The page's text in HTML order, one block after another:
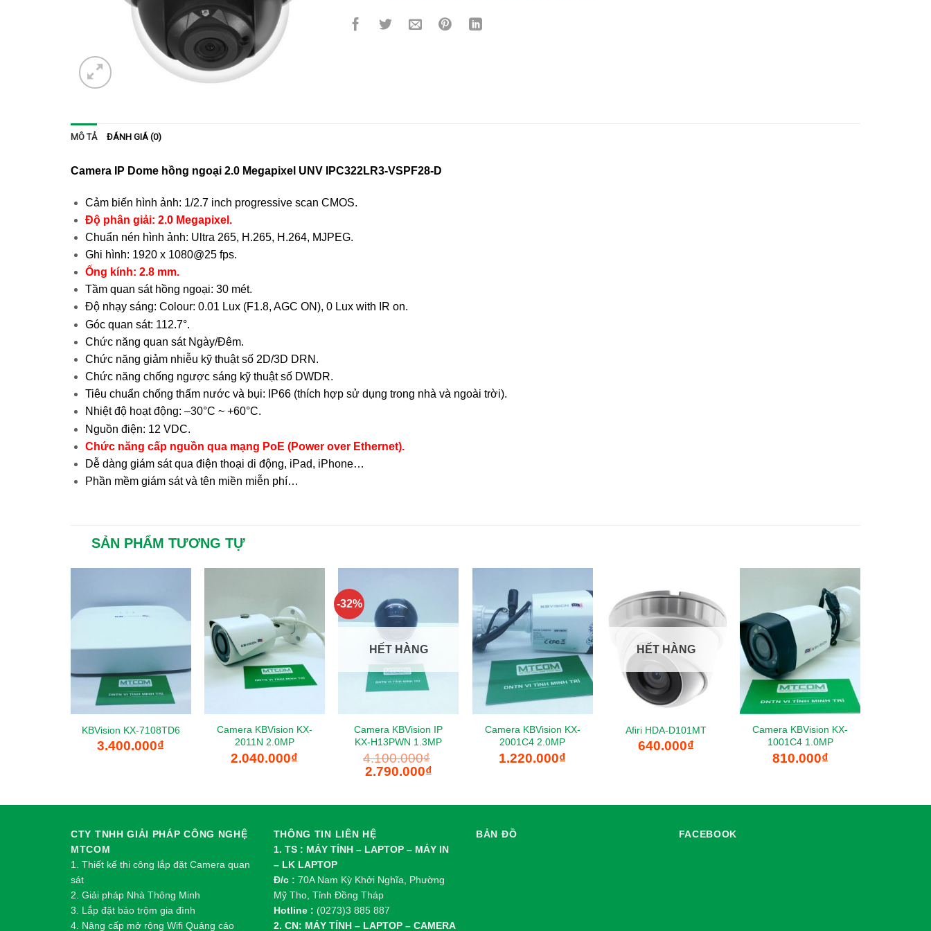
MÔ TẢ ĐÁNH GIÁ (0)
Camera IP Dome hồng ngoại 2.0 Megapixel UNV IPC322LR3-VSPF28-D
Cảm biến hình ảnh: 1/2.7 inch progressive scan CMOS.
Độ phân giải: 2.0 Megapixel.
Chuẩn nén hình ảnh: Ultra 265, H.265, H.264, MJPEG.
Ghi hình: 1920 x 1080@25 fps.
Ống kính: 2.8 mm.
Tầm quan sát hồng ngoại: 30 mét.
Độ nhạy sáng: Colour: 0.01 Lux (F1.8, AGC ON), 0 Lux with IR on.
Góc quan sát: 112.7°.
Chức năng quan sát Ngày/Đêm.
Chức năng giảm nhiễu kỹ thuật số 2D/3D DRN.
Chức năng chống ngược sáng kỹ thuật số DWDR.
Tiêu chuẩn chống thấm nước và bụi: IP66 (thích hợp sử dụng trong nhà và ngoài trời).
Nhiệt độ hoạt động: –30°C ~ +60°C.
Nguồn điện: 12 VDC.
Chức năng cấp nguồn qua mạng PoE (Power over Ethernet).
Dễ dàng giám sát qua điện thoại di động, iPad, iPhone…
Phần mềm giám sát và tên miền miễn phí…
SẢN PHẨM TƯƠNG TỰ
KBVision KX-7108TD6
3.400.000₫
Camera KBVision KX-
2011N 2.0MP
2.040.000₫
-32%
HẾT HÀNG
Camera KBVision IP
KX-H13PWN 1.3MP
4.100.000₫
Giá
gốc
2.790.000₫Giá
hiện
2.790.000₫.
Camera KBVision KX-
2001C4 2.0MP
1.220.000₫
HẾT HÀNG
Afiri HDA-D101MT
640.000₫
Camera KBVision KX-
1001C4 1.0MP
810.000₫
CTY TNHH GIẢI PHÁP CÔNG NGHỆ
MTCOM
1. Thiết kế thi công lắp đặt Camera quan
sát
2. Giải pháp Nhà Thông Minh
3. Lắp đặt báo trộm gia đình
4. Nâng cấp mở rộng Wifi Quảng cáo
THÔNG TIN LIÊN HỆ
1. TS : MÁY TÍNH – LAPTOP – MÁY IN
– LK LAPTOP
Đ/c : 70A Nam Kỳ Khởi Nghĩa, Phường
Mỹ Tho, Tỉnh Đồng Tháp
Hotline : (0273)3 885 887
2. CN: MÁY TÍNH – LAPTOP – CAMERA
BẢN ĐỒ FACEBOOK